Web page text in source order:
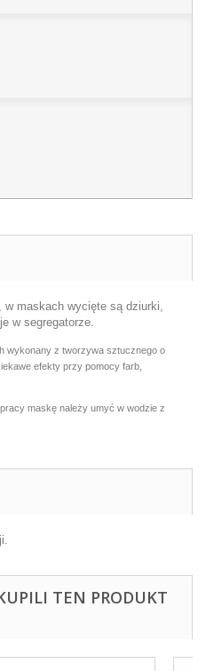
w maskach wycięte są dziurki,
w segregatorze.
wykonany z tworzywa sztucznego o
efekty przy pomocy farb,
maskę należy umyć w wodzie z
TEN PRODUKT